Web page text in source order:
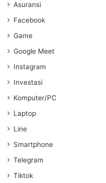
Asuransi
Facebook
Game
Google Meet
Instagram
Investasi
Komputer/PC
Laptop
Line
Smartphone
Telegram
Tiktok